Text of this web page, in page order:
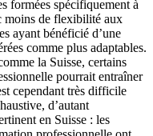
formées spécifiquement à
moins de flexibilité aux
ayant bénéficié d’une
comme plus adaptables.
la Suisse, certains
pourrait entraîner
cependant très difficile
d’autant
en Suisse : les